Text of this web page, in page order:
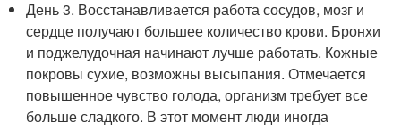
День 3. Восстанавливается работа сосудов, мозг и
сердце получают большее количество крови. Бронхи
и поджелудочная начинают лучше работать. Кожные
покровы сухие, возможны высыпания. Отмечается
повышенное чувство голода, организм требует все
больше сладкого. В этот момент люди иногда